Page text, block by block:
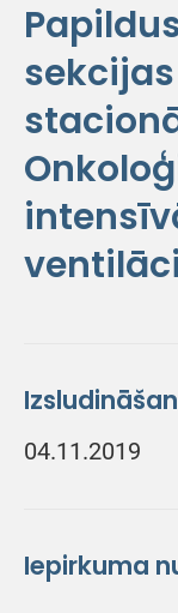
04.11.2019
Iepirkuma